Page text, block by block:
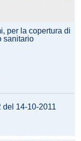
per la copertura di
sanitario
del 14-10-2011